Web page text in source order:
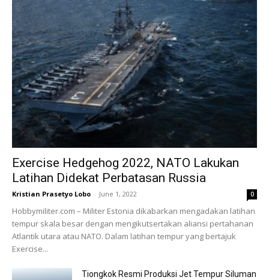
Exercise Hedgehog 2022, NATO Lakukan
Latihan Didekat Perbatasan Russia
Kristian Prasetyo Lobo - June 1, 2022 0
Hobbymiliter.com – Militer Estonia dikabarkan mengadakan latihan
tempur skala besar dengan mengikutsertakan aliansi pertahanan
Atlantik utara atau NATO. Dalam latihan tempur yang bertajuk
Exercise...
Tiongkok Resmi Produksi Jet Tempur Siluman